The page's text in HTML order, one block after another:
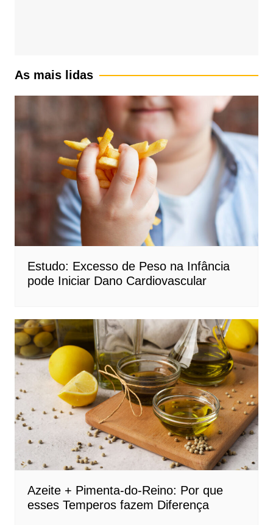
As mais lidas
Estudo: Excesso de Peso na Infância
pode Iniciar Dano Cardiovascular
Azeite + Pimenta-do-Reino: Por que
esses Temperos fazem Diferença